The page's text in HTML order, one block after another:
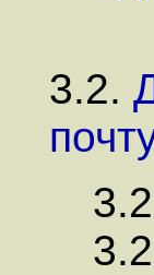
3.2.